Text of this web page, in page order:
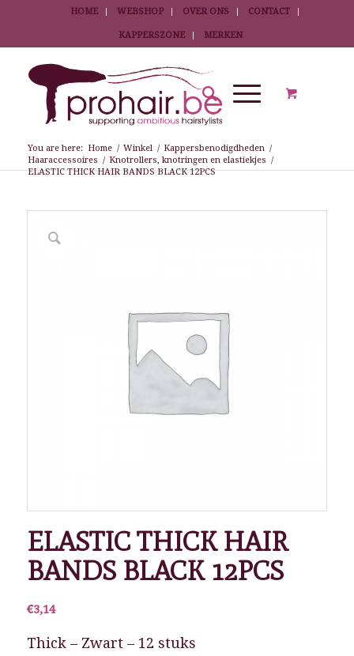
HOME WEBSHOP OVER ONS CONTACT
KAPPERSZONE MERKEN
You are here: Home / Winkel / Kappersbenodigdheden /
Haaraccessoires / Knotrollers, knotringen en elastiekjes /
ELASTIC THICK HAIR BANDS BLACK 12PCS
ELASTIC THICK HAIR
BANDS BLACK 12PCS
€3,14
Thick – Zwart – 12 stuks